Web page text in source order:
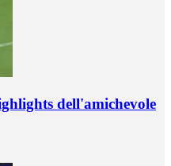
dell'amichevole